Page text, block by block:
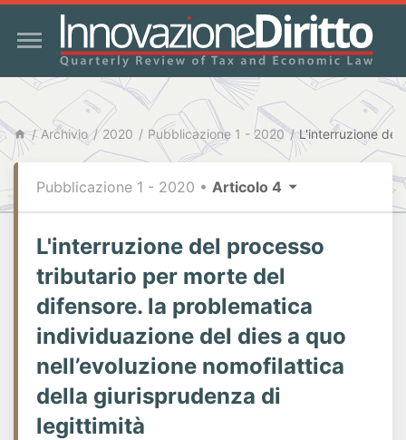
Archivio 2020 Pubblicazione 1 - 2020
Pubblicazione 1 - 2020 • Articolo 4
L'interruzione del processo
tributario per morte del
difensore. la problematica
individuazione del dies a quo
nell’evoluzione nomofilattica
della giurisprudenza di
legittimità